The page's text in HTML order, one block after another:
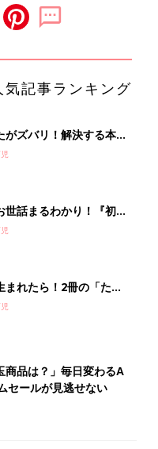
記事ランキング
がズバリ！解決する本
ブ 秋号』 4カ月～2才
世話まるわかり！『初め
ブ 夏号』〈巻頭大特
まれたら！2冊の「たま
商品は？」毎日変わるA
セールが見逃せない